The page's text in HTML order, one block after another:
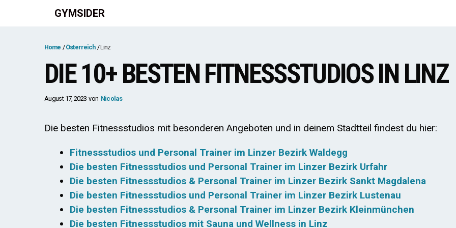
GYMSIDER
Home Österreich Linz
DIE 10+ BESTEN FITNESSSTUDIOS IN LINZ
August 17, 2023 von Nicolas
Die besten Fitnessstudios mit besonderen Angeboten und in deinem Stadtteil findest du hier:
Fitnessstudios und Personal Trainer im Linzer Bezirk Waldegg
Die besten Fitnessstudios und Personal Trainer im Linzer Bezirk Urfahr
Die besten Fitnessstudios & Personal Trainer im Linzer Bezirk Sankt Magdalena
Die besten Fitnessstudios und Personal Trainer im Linzer Bezirk Lustenau
Die besten Fitnessstudios & Personal Trainer im Linzer Bezirk Kleinmünchen
Die besten Fitnessstudios mit Sauna und Wellness in Linz